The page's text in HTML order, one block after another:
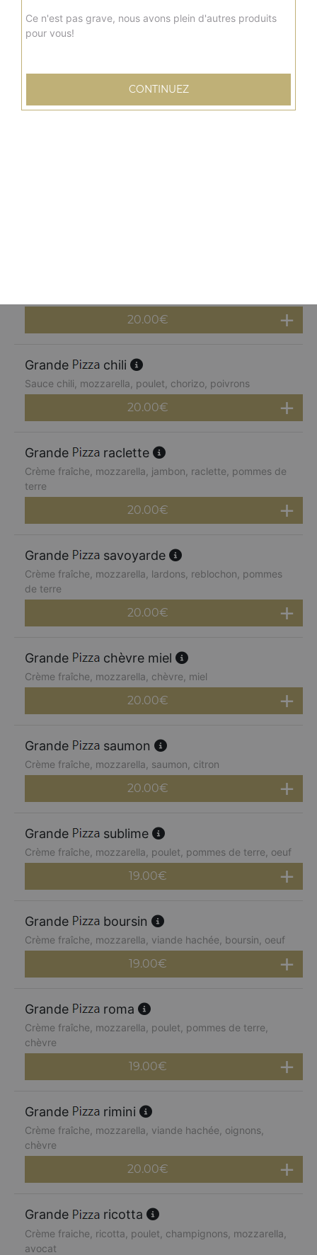
Sauce tomate, mozzarella, poulet, curry, poivrons,
20.00€
20.00€
Grande chili
Sauce chili, mozzarella, poulet, chorizo, poivrons
20.00€
Grande raclette
Crème fraîche, mozzarella, jambon, raclette, pommes de
terre
20.00€
Grande savoyarde
Crème fraîche, mozzarella, lardons, reblochon, pommes
de terre
20.00€
Grande chèvre miel
Crème fraîche, mozzarella, chèvre, miel
20.00€
Grande saumon
Crème fraîche, mozzarella, saumon, citron
20.00€
Grande sublime
Crème fraîche, mozzarella, poulet, pommes de terre, oeuf
19.00€
Grande boursin
Crème fraîche, mozzarella, viande hachée, boursin, oeuf
19.00€
Grande roma
Crème fraîche, mozzarella, poulet, pommes de terre,
chèvre
19.00€
Grande rimini
Crème fraîche, mozzarella, viande hachée, oignons,
chèvre
20.00€
Grande ricotta
Crème fraiche, ricotta, poulet, champignons, mozzarella,
avocat
Ce n'est pas grave, nous avons plein d'autres produits
pour vous!
CONTINUEZ